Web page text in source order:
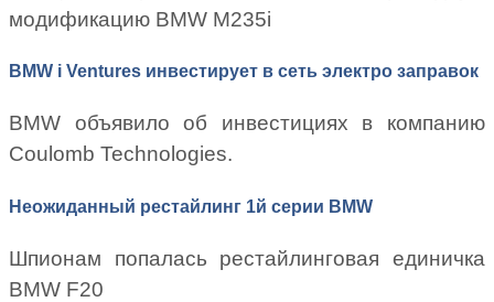
модификацию BMW M235i
BMW i Ventures инвестирует в сеть электро заправок
BMW объявило об инвестициях в компанию
Coulomb Technologies.
Неожиданный рестайлинг 1й серии BMW
Шпионам попалась рестайлинговая единичка
BMW F20